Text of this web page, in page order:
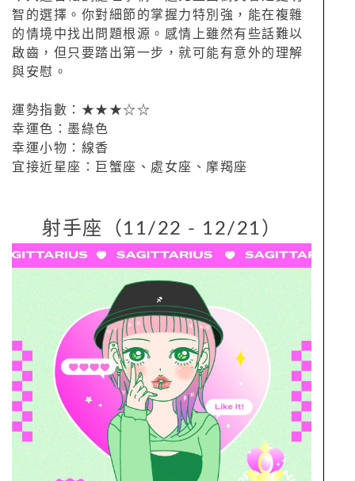
智的選擇。你對細節的掌握力特別強，能在複雜
的情境中找出問題根源。感情上雖然有些話難以
啟齒，但只要踏出第一步，就可能有意外的理解
與安慰。
運勢指數：★★★☆☆
幸運色：墨綠色
幸運小物：線香
宜接近星座：巨蟹座、處女座、摩羯座
射手座（11/22 - 12/21）